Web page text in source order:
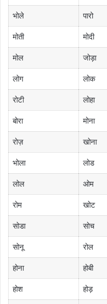
भोले पारो
मोती मोदी
मोल जोड़ा
लोग लोक
रोटी लोहा
बोरा मोना
रोज़ खोना
भोला लोड
लोल ओम
रोम खोट
सोडा सोच
सोनू रोल
होना होबी
होश होड़